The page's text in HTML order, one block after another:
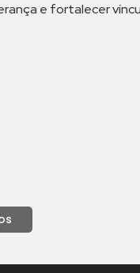
e fortalecer